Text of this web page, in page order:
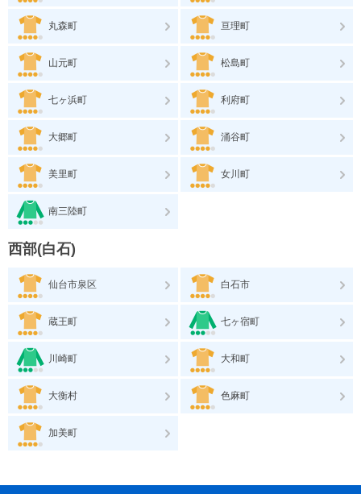
丸森町 亘理町
山元町 松島町
七ヶ浜町 利府町
大郷町 涌谷町
美里町 女川町
南三陸町
西部(白石)
仙台市泉区 白石市
蔵王町 七ヶ宿町
川崎町 大和町
大衡村 色麻町
加美町